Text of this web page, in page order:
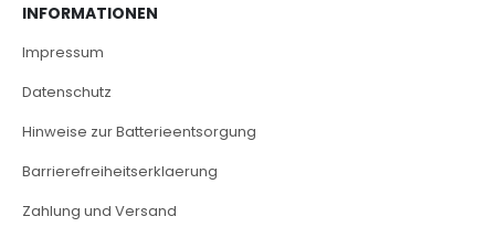
INFORMATIONEN
Impressum
Datenschutz
Hinweise zur Batterieentsorgung
Barrierefreiheitserklaerung
Zahlung und Versand